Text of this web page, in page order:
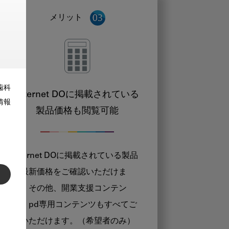
科
報
メリット
Internet DOに掲載されている
製品価格も閲覧可能
Internet DOに掲載されている製品
の最新価格をご確認いただけま
す。その他、開業支援コンテン
ツ、pd専用コンテンツもすべてご
覧いただけます。（希望者のみ）